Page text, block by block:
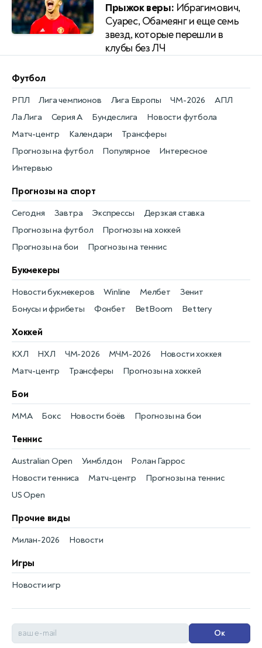
Прыжок веры: Ибрагимович,
Суарес, Обамеянг и еще семь
звезд, которые перешли в
клубы без ЛЧ
Футбол
Новости футбола
РПЛ
Матч-центр
Лига чемпионов
Календари
Лига Европы
Трансферы
ЧМ-2026
Прогнозы на футбол
АПЛ
Популярное
Ла Лига
Интересное
Серия А
Интервью
Бундеслига
Прогнозы на спорт
Прогнозы на футбол
Сегодня
Прогнозы на хоккей
Завтра
Прогнозы на бои
Экспрессы
Прогнозы на теннис
Дерзкая ставка
Букмекеры
Бонусы и фрибеты
Новости букмекеров
Фонбет
Winline
BetBoom
Мелбет
Bettery
Зенит
Хоккей
Новости хоккея
КХЛ
Матч-центр
НХЛ
Трансферы
ЧМ-2026
Прогнозы на хоккей
МЧМ-2026
Бои
Новости боёв
MMA Прогнозы на бои
Бокс
Теннис
Новости тенниса
Australian Open
Матч-центр
Уимблдон
Прогнозы на теннис
Ролан Гаррос
US Open
Прочие виды
Новости
Милан-2026
Игры
Новости игр
Ок